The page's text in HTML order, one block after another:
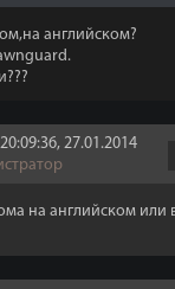
английском?
27.01.2014
на английском или